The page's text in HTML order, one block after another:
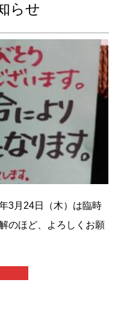
らせ
3月24日（木）は臨時
のほど、よろしくお願